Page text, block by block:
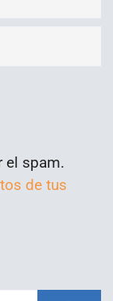
el spam.
de tus